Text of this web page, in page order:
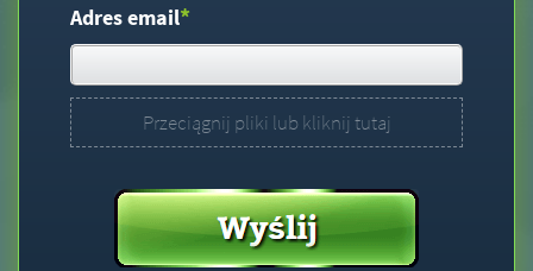
Adres email*
Przeciągnij pliki lub kliknij tutaj